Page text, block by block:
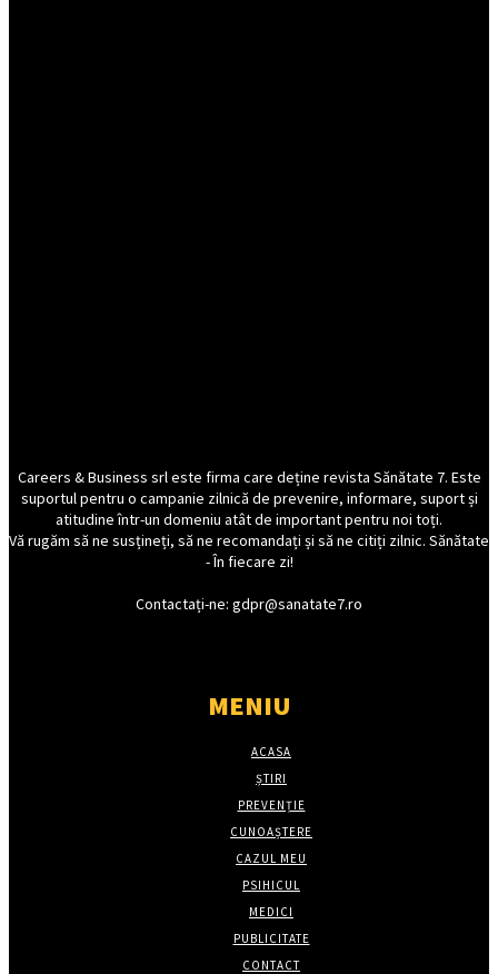
Careers & Business srl este firma care deține revista Sănătate 7. Este
suportul pentru o campanie zilnică de prevenire, informare, suport și
atitudine într-un domeniu atât de important pentru noi toți.
Vă rugăm să ne susțineți, să ne recomandați și să ne citiți zilnic. Sănătate
- În fiecare zi!
Contactați-ne: gdpr@sanatate7.ro
MENIU
ACASA
ȘTIRI
PREVENȚIE
CUNOAȘTERE
CAZUL MEU
PSIHICUL
MEDICI
PUBLICITATE
CONTACT